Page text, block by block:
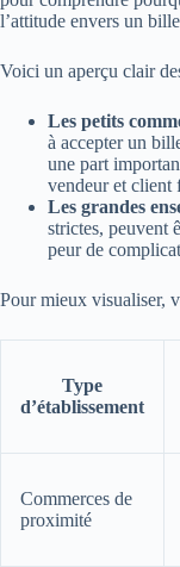
l’attitude envers un
Voici un aperçu clair
Les petits
à accepter un
une part
vendeur et client
Les grandes
strictes, peuvent
peur de
Pour mieux visualiser,
Type
d’établissement
Commerces de
proximité